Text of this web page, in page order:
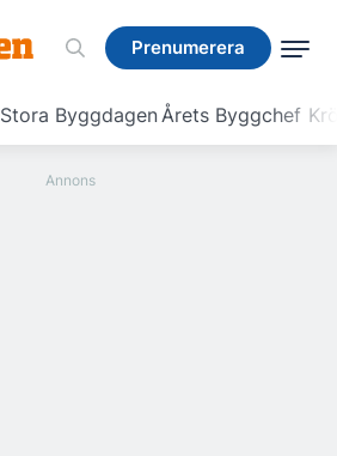
Prenumerera
Stora ByggdagenÅrets Byggchef
Prenumerera